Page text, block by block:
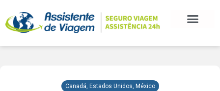
Canadá, Estados Unidos, México